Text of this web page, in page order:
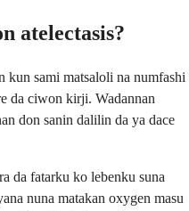
atelectasis?
sami matsaloli na numfashi
da ciwon kirji. Wadannan
don sanin dalilin da ya dace
da fatarku ko lebenku suna
nuna matakan oxygen masu